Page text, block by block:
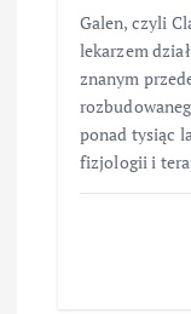
Galen, czyli
lekarzem
znanym
ponad tysiąc
fizjologii i